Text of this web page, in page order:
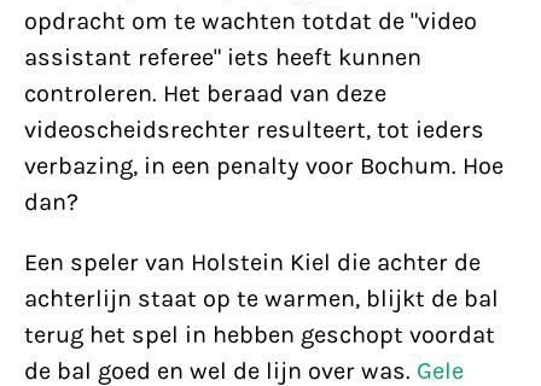
opdracht om te wachten totdat de "video
assistant referee" iets heeft kunnen
controleren. Het beraad van deze
videoscheidsrechter resulteert, tot ieders
verbazing, in een penalty voor Bochum. Hoe
dan?
Een speler van Holstein Kiel die achter de
achterlijn staat op te warmen, blijkt de bal
terug het spel in hebben geschopt voordat
de bal goed en wel de lijn over was. Gele